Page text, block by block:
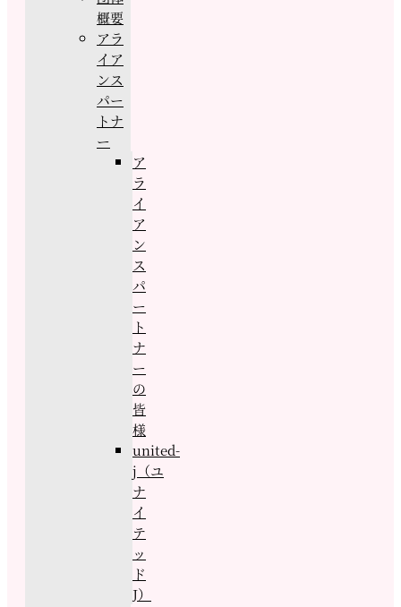
概要
アラ
イア
ンス
パー
トナ
ー
ア
ラ
イ
ア
ン
ス
パ
ー
ト
ナ
ー
の
皆
様
united-
j（ユ
ナ
イ
テ
ッ
ド
J）